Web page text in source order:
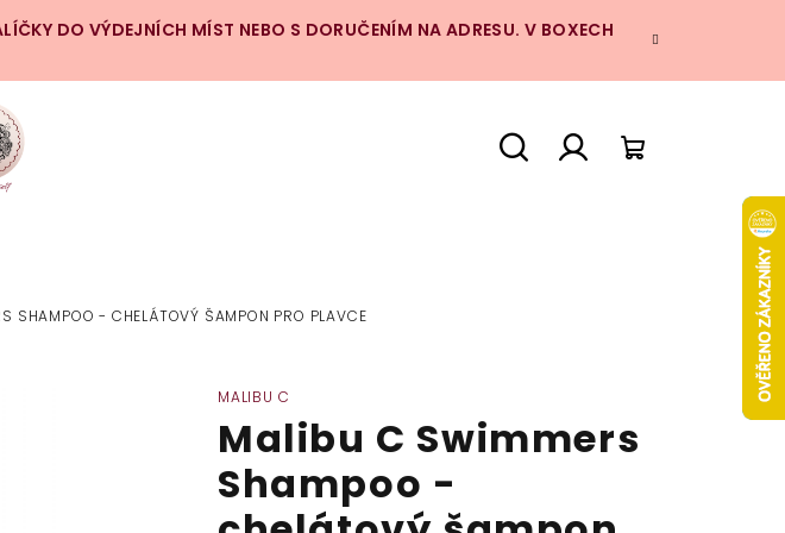
DO VÝDEJNÍCH MÍST NEBO S DORUČENÍM NA ADRESU. V BOXECH
SHAMPOO - CHELÁTOVÝ ŠAMPON PRO PLAVCE
MALIBU C
Malibu C Swimmers
Shampoo -